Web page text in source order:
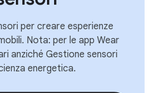
per creare esperienze
Nota: per le app Wear
anziché Gestione sensori
energetica.